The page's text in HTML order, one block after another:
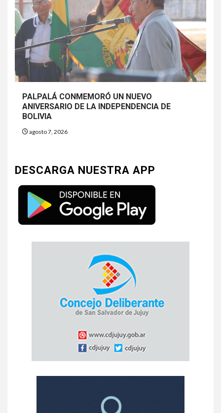
PALPALÁ CONMEMORÓ UN NUEVO
ANIVERSARIO DE LA INDEPENDENCIA DE
BOLIVIA
agosto 7, 2026
DESCARGA NUESTRA APP